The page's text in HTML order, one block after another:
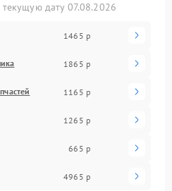
дату 07.08.2026
1465 р
1865 р
1165 р
1265 р
665 р
4965 р